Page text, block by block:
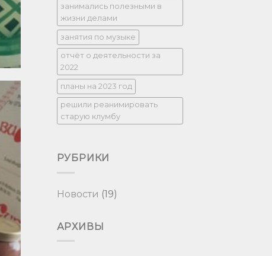
занимались полезными в
жизни делами
занятия по музыке
отчёт о деятельности за
2022
планы на 2023 год
решили реанимировать
старую клумбу
РУБРИКИ
Новости (19)
АРХИВЫ